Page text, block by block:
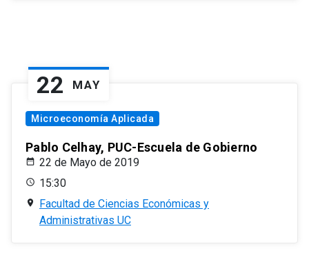
22 MAY
Microeconomía Aplicada
Pablo Celhay, PUC-Escuela de Gobierno
22 de Mayo de 2019
15:30
Facultad de Ciencias Económicas y
Administrativas UC